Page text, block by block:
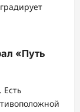
«Путь
Есть